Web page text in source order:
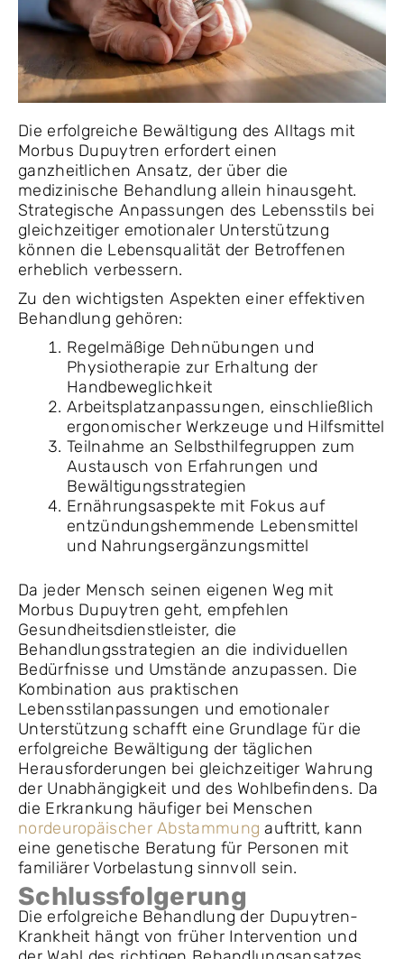
Die erfolgreiche Bewältigung des Alltags mit
Morbus Dupuytren erfordert einen
ganzheitlichen Ansatz, der über die
medizinische Behandlung allein hinausgeht.
Strategische Anpassungen des Lebensstils bei
gleichzeitiger emotionaler Unterstützung
können die Lebensqualität der Betroffenen
erheblich verbessern.
Zu den wichtigsten Aspekten einer effektiven
Behandlung gehören:
Regelmäßige Dehnübungen und
Physiotherapie zur Erhaltung der
Handbeweglichkeit
Arbeitsplatzanpassungen, einschließlich
ergonomischer Werkzeuge und Hilfsmittel
Teilnahme an Selbsthilfegruppen zum
Austausch von Erfahrungen und
Bewältigungsstrategien
Ernährungsaspekte mit Fokus auf
entzündungshemmende Lebensmittel
und Nahrungsergänzungsmittel
Da jeder Mensch seinen eigenen Weg mit
Morbus Dupuytren geht, empfehlen
Gesundheitsdienstleister, die
Behandlungsstrategien an die individuellen
Bedürfnisse und Umstände anzupassen. Die
Kombination aus praktischen
Lebensstilanpassungen und emotionaler
Unterstützung schafft eine Grundlage für die
erfolgreiche Bewältigung der täglichen
Herausforderungen bei gleichzeitiger Wahrung
der Unabhängigkeit und des Wohlbefindens. Da
die Erkrankung häufiger bei Menschen
nordeuropäischer Abstammung auftritt, kann
eine genetische Beratung für Personen mit
familiärer Vorbelastung sinnvoll sein.
Schlussfolgerung
Die erfolgreiche Behandlung der Dupuytren-
Krankheit hängt von früher Intervention und